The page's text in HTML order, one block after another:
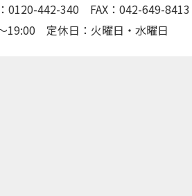
0120-442-340
FAX：042-649-8413
19:00
定休日：火曜日・水曜日